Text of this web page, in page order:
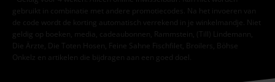
gebruikt in combinatie met andere promotiecodes. Na het invoeren van
de code wordt de korting automatisch verrekend in je winkelmandje. Niet
geldig op boeken, media, cadeaubonnen, Rammstein, (Till) Lindemann,
Die Ärzte, Die Toten Hosen, Feine Sahne Fischfilet, Broilers, Böhse
Onkelz en artikelen die bijdragen aan een goed doel.